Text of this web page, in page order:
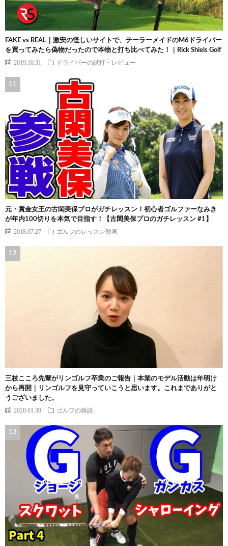
FAKE vs REAL｜激安の怪しいサイトで、テーラーメイドのM6ドライバー
を買ってみたら偽物だったので本物と打ち比べてみた！｜Rick Shiels Golf
2019.10.31 ドライバーの試打・レビュー
元・賞金女王の古閑美保プロがガチレッスン！初心者ゴルファーなみき
が年内100切りを本気で目指す！【古閑美保プロのガチレッスン #1】
2018.07.27 ゴルフのレッスン動画
三枝こころ先輩がリンゴルフ卒業のご報告｜本業のモデル活動は年明け
から再開｜リンゴルフを見守っていこうと思います。これまでありがと
うございました。
2020.01.30 ゴルフの雑談